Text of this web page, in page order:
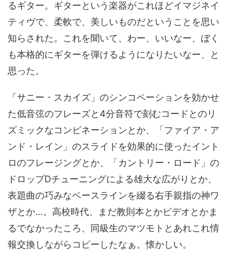
るギター。ギターという楽器がこれほどイマジネイ
ティヴで、柔軟で、美しいものだということを思い
知らされた。これを聞いて、わー、いいなー、ぼく
も本格的にギターを弾けるようになりたいなー、と
思った。
「サニー・スカイズ」のシンコペーションを効かせ
た低音弦のフレーズと4分音符で刻むコードとのリ
ズミックなコンビネーションとか、「ファイア・ア
ンド・レイン」のスライドを効果的に使ったイント
ロのフレージングとか、「カントリー・ロード」の
ドロップDチューニングによる雄大な広がりとか、
表題曲の巧みなベースラインを綴る右手親指の神ワ
ザとか…。高校時代、まだ教則本とかビデオとかま
るでなかったころ、同級生のマツモトとあれこれ情
報交換しながらコピーしたなぁ。懐かしい。